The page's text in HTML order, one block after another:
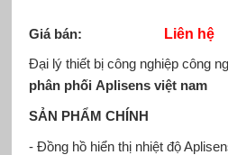
Giá bán:
Liên hệ
Đại lý thiết bị công nghiệp công
phân phối Aplisens việt nam
SẢN PHẨM CHÍNH
- Đồng hồ hiển thị nhiệt độ